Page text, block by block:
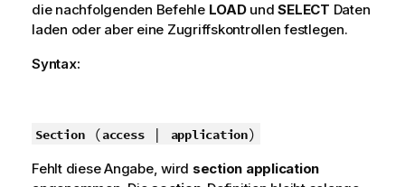
die nachfolgenden Befehle LOADundSELECT Daten
laden oder aber eine Zugriffskontrollen festlegen.
Syntax:
Section(access| application)
Fehlt diese Angabe, wird section application